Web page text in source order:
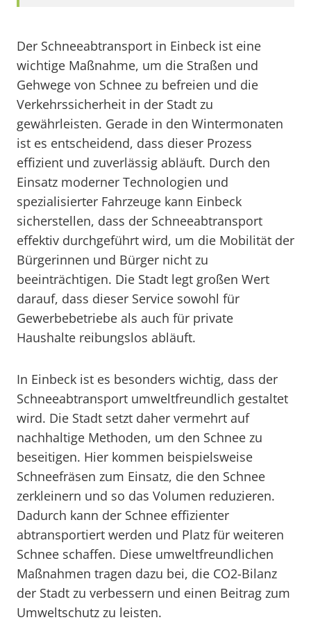
Der Schneeabtransport in Einbeck ist eine
wichtige Maßnahme, um die Straßen und
Gehwege von Schnee zu befreien und die
Verkehrssicherheit in der Stadt zu
gewährleisten. Gerade in den Wintermonaten
ist es entscheidend, dass dieser Prozess
effizient und zuverlässig abläuft. Durch den
Einsatz moderner Technologien und
spezialisierter Fahrzeuge kann Einbeck
sicherstellen, dass der Schneeabtransport
effektiv durchgeführt wird, um die Mobilität der
Bürgerinnen und Bürger nicht zu
beeinträchtigen. Die Stadt legt großen Wert
darauf, dass dieser Service sowohl für
Gewerbebetriebe als auch für private
Haushalte reibungslos abläuft.
In Einbeck ist es besonders wichtig, dass der
Schneeabtransport umweltfreundlich gestaltet
wird. Die Stadt setzt daher vermehrt auf
nachhaltige Methoden, um den Schnee zu
beseitigen. Hier kommen beispielsweise
Schneefräsen zum Einsatz, die den Schnee
zerkleinern und so das Volumen reduzieren.
Dadurch kann der Schnee effizienter
abtransportiert werden und Platz für weiteren
Schnee schaffen. Diese umweltfreundlichen
Maßnahmen tragen dazu bei, die CO2-Bilanz
der Stadt zu verbessern und einen Beitrag zum
Umweltschutz zu leisten.